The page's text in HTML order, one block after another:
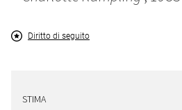
Diritto di seguito
STIMA